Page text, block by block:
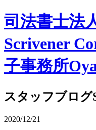
司法書士法
Scrivener
子事務所
スタッフブログ
2020/12/21